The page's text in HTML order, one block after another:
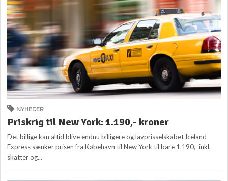
NYHEDER
Priskrig til New York: 1.190,- kroner
Det billige kan altid blive endnu billigere og lavprisselskabet Iceland
Express sænker prisen fra Købehavn til New York til bare 1.190,- inkl.
skatter og...